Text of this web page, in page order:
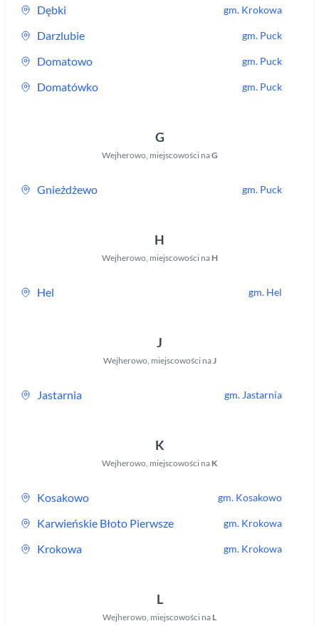
Dębki gm. Krokowa
Darzlubie gm. Puck
Domatowo gm. Puck
Domatówko gm. Puck
G
Wejherowo, miejscowości naG
Gnieżdżewo gm. Puck
H
Wejherowo, miejscowości na H
Hel gm. Hel
J
Wejherowo, miejscowości naJ
Jastarnia gm. Jastarnia
K
Wejherowo, miejscowości na K
Kosakowo gm. Kosakowo
Karwieńskie Błoto Pierwsze gm. Krokowa
Krokowa gm. Krokowa
L
Wejherowo, miejscowości na L